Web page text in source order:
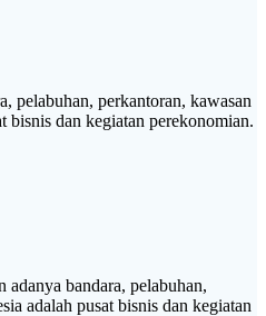
pelabuhan, perkantoran, kawasan
bisnis dan kegiatan perekonomian.
bandara, pelabuhan,
adalah pusat bisnis dan kegiatan